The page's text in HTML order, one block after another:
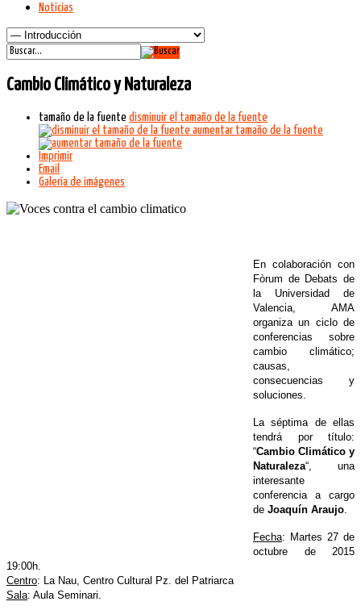
Noticias
Cambio Climático y Naturaleza
tamaño de la fuente disminuir el tamaño de la fuente
aumentar tamaño de la fuente
Imprimir
Email
Galería de imágenes
En colaboración con
Fòrum de Debats de
la Universidad de
Valencia, AMA
organiza un ciclo de
conferencias sobre
cambio climático;
causas,
consecuencias y
soluciones.
La séptima de ellas
tendrá por título:
“Cambio Climático y
Naturaleza“, una
interesante
conferencia a cargo
de Joaquín Araujo
Fecha: Martes 27 de
octubre de 2015
19:00h.
Centro: La Nau, Centro Cultural Pz. del Patriarca
Sala: Aula Seminari.